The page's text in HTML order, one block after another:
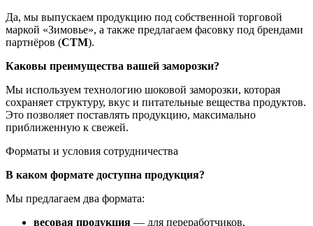
Да, мы выпускаем продукцию под собственной торговой
маркой «Зимовье», а также предлагаем фасовку под брендами
партнёров (СТМ).
Каковы преимущества вашей заморозки?
Мы используем технологию шоковой заморозки, которая
сохраняет структуру, вкус и питательные вещества продуктов.
Это позволяет поставлять продукцию, максимально
приближенную к свежей.
Форматы и условия сотрудничества
В каком формате доступна продукция?
Мы предлагаем два формата:
весовая продукция — для переработчиков,